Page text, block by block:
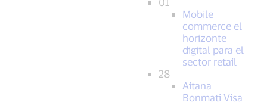
Mobile
commerce el
horizonte
digital para el
sector retail
28
Aitana
Bonmati Visa